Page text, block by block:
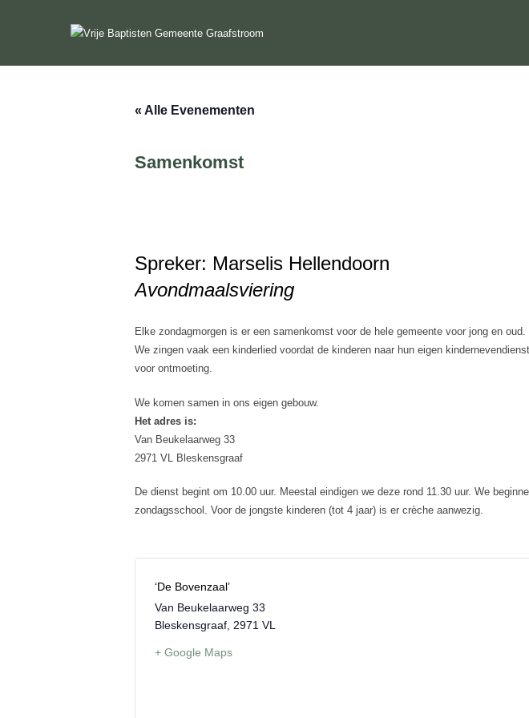
inhoud
« Alle Evenementen
Samenkomst
Spreker: Marselis Hellendoorn
Avondmaalsviering
Elke zondagmorgen is er een samenkomst voor de hele gemeente voor jong en
We zingen vaak een kinderlied voordat de kinderen naar hun eigen
voor ontmoeting.
We komen samen in ons eigen gebouw.
Het adres is:
Van Beukelaarweg 33
2971 VL Bleskensgraaf
De dienst begint om 10.00 uur. Meestal eindigen we deze rond 11.30 uur. We
zondagsschool. Voor de jongste kinderen (tot 4 jaar) is er crèche aanwezig.
‘De Bovenzaal’
Van Beukelaarweg 33
Bleskensgraaf 2971 VL
+ Google Maps